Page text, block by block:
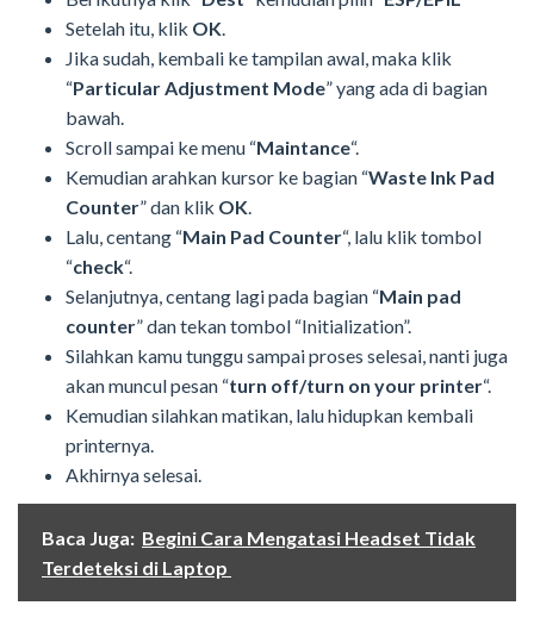
Setelah itu, klik OK.
Jika sudah, kembali ke tampilan awal, maka klik
“Particular Adjustment Mode” yang ada di bagian
bawah.
Scroll sampai ke menu “Maintance“.
Kemudian arahkan kursor ke bagian “Waste Ink Pad
Counter” dan klik OK.
Lalu, centang “Main Pad Counter“, lalu klik tombol
“check“.
Selanjutnya, centang lagi pada bagian “Main pad
counter” dan tekan tombol “Initialization”.
Silahkan kamu tunggu sampai proses selesai, nanti juga
akan muncul pesan “turn off/turn on your printer“.
Kemudian silahkan matikan, lalu hidupkan kembali
printernya.
Akhirnya selesai.
Baca Juga: Begini Cara Mengatasi Headset Tidak
Terdeteksi di Laptop